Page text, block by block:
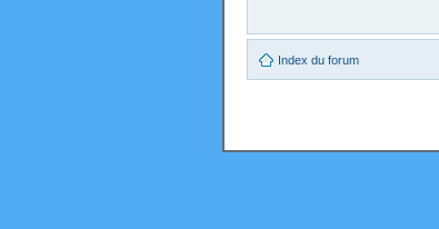
Index du forum